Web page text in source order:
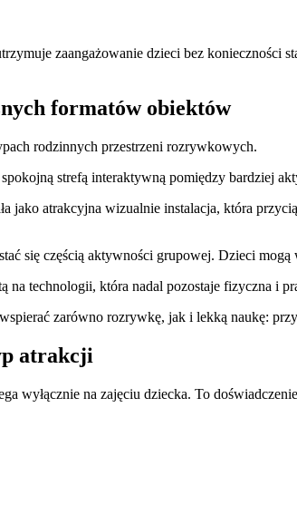
zaangażowanie dzieci bez konieczności
formatów obiektów
rodzinnych przestrzeni rozrywkowych.
strefą interaktywną pomiędzy bardziej
jako atrakcyjna wizualnie instalacja, która
się częścią aktywności grupowej. Dzieci
na technologii, która nadal pozostaje fizyczna i
zarówno rozrywkę, jak i lekką naukę:
atrakcji
wyłącznie na zajęciu dziecka. To